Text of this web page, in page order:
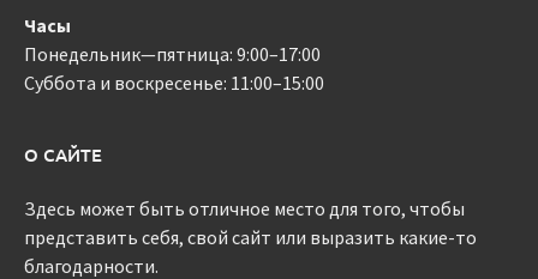
Часы
Понедельник—пятница: 9:00–17:00
Суббота и воскресенье: 11:00–15:00
О САЙТЕ
Здесь может быть отличное место для того, чтобы
представить себя, свой сайт или выразить какие-то
благодарности.